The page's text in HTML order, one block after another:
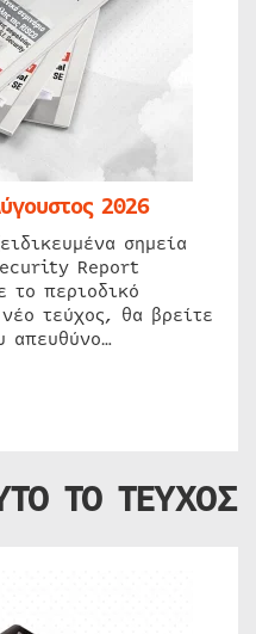
2026
σημεία
Report
το περιοδικό
τεύχος, θα βρείτε
απευθύνο…
ΤΟ ΤΕΥΧΟΣ